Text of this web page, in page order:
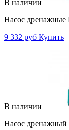
В наличии
Насос
9 332 руб Купить
В наличии
Насос